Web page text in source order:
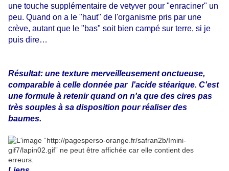
une touche supplémentaire de vetyver pour "enraciner" un
peu. Quand on a le "haut" de l'organisme pris par une
crève, autant que le "bas" soit bien campé sur terre, si je
puis dire…
Résultat: une texture merveilleusement onctueuse,
comparable à celle donnée par l'acide stéarique. C'est
une formule à retenir quand on n'a que des cires pas
très souples à sa disposition pour réaliser des
baumes.